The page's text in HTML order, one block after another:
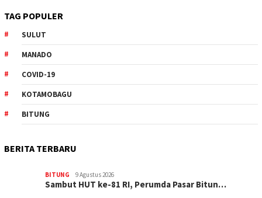
TAG POPULER
SULUT
MANADO
COVID-19
KOTAMOBAGU
BITUNG
BERITA TERBARU
BITUNG 9 Agustus 2026
Sambut HUT ke-81 RI, Perumda Pasar Bitun…